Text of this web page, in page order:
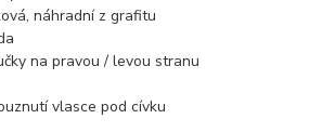
náhradní z grafitu
na pravou / levou stranu
vlasce pod cívku